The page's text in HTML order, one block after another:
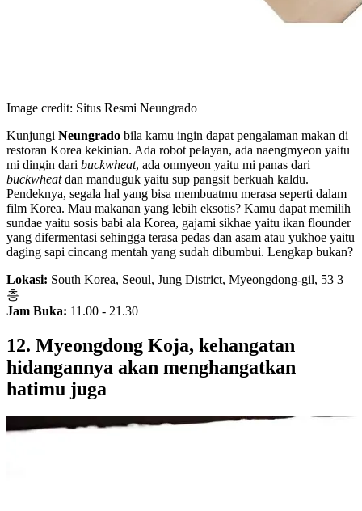
Image credit: Situs Resmi Neungrado
Kunjungi Neungrado bila kamu ingin dapat pengalaman makan di
restoran Korea kekinian. Ada robot pelayan, ada naengmyeon yaitu
mi dingin dari buckwheat, ada onmyeon yaitu mi panas dari
buckwheatdan manduguk yaitu sup pangsit berkuah kaldu.
Pendeknya, segala hal yang bisa membuatmu merasa seperti dalam
film Korea. Mau makanan yang lebih eksotis? Kamu dapat memilih
sundae yaitu sosis babi ala Korea, gajami sikhae yaitu ikan flounder
yang difermentasi sehingga terasa pedas dan asam atau yukhoe yaitu
daging sapi cincang mentah yang sudah dibumbui. Lengkap bukan?
Lokasi: South Korea, Seoul, Jung District, Myeongdong-gil, 53 3
층
Jam Buka: 11.00 - 21.30
12. Myeongdong Koja, kehangatan
hidangannya akan menghangatkan
hatimu juga